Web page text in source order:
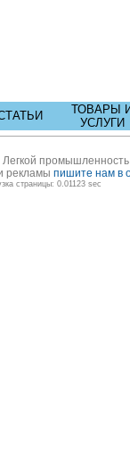
ТОВАРЫ
УСЛУГИ
рекламы пишите нам в
страницы: 0.01123 sec